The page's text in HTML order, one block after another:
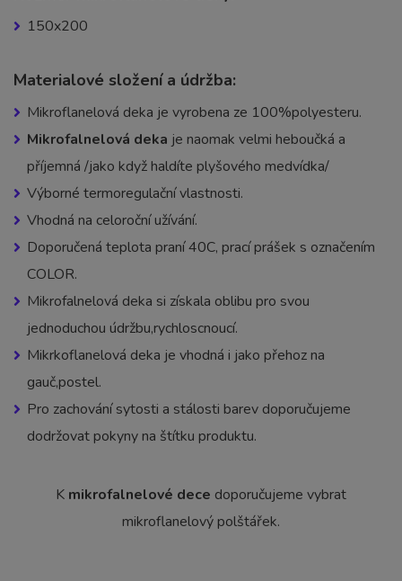
150x200
Materialové složení a údržba:
Mikroflanelová deka je vyrobena ze 100%polyesteru.
Mikrofalnelová deka je naomak velmi heboučká a
příjemná /jako když haldíte plyšového medvídka/
Výborné termoregulační vlastnosti.
Vhodná na celoroční užívání.
Doporučená teplota praní 40C, prací prášek s označením
COLOR.
Mikrofalnelová deka si získala oblibu pro svou
jednoduchou údržbu,rychloscnoucí.
Mikrkoflanelová deka je vhodná i jako přehoz na
gauč,postel.
Pro zachování sytosti a stálosti barev doporučujeme
dodržovat pokyny na štítku produktu.
K mikrofalnelové dece doporučujeme vybrat
mikroflanelový polštářek.